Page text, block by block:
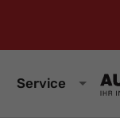
Service